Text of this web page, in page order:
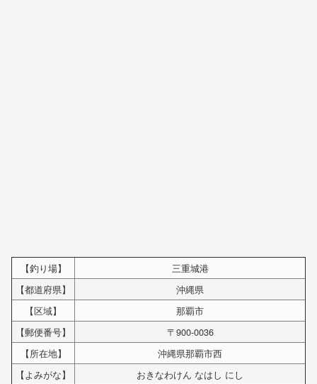
【釣り場】
三重城港
【都道府県】
沖縄県
【区域】
那覇市
【郵便番号】
〒900-0036
【所在地】
沖縄県那覇市西
【よみがな】
おきなわけん なはし にし